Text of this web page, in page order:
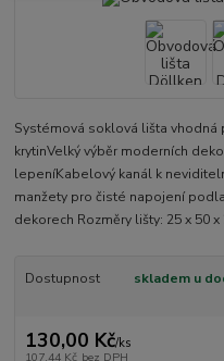
Systémová soklová lišta vhodná
krytinVelký výběr moderních
lepeníKabelový kanál k
manžety pro čisté napojení
dekorech Rozměry lišty: 25 x 50 x
Dostupnost skladem u
130,00 Kč/ks
107,44 Kč bez DPH